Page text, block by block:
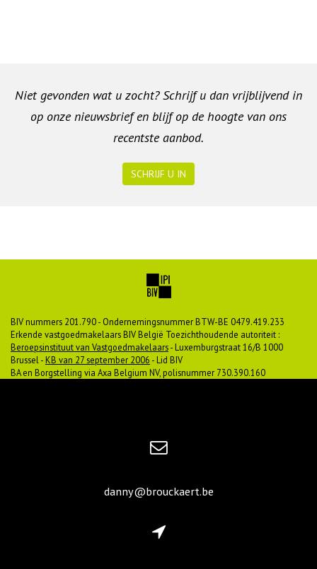
Niet gevonden wat u zocht? Schrijf u dan vrijblijvend in
op onze nieuwsbrief en blijf op de hoogte van ons
recentste aanbod.
SCHRIJF U IN
BIV nummers 201.790 - Ondernemingsnummer BTW-BE 0479.419.233
Erkende vastgoedmakelaars BIV België Toezichthoudende autoriteit :
Beroepsinstituut van Vastgoedmakelaars- Luxemburgstraat 16/B 1000
Brussel -KB van 27 september 2006 - Lid BIV
BA en Borgstelling via Axa Belgium NV, polisnummer 730.390.160
danny@brouckaert.be